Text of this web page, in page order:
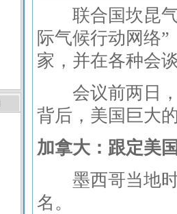
联合国坎昆气
际气候行动网络
家，并在各种会
会议前两日，
背后，美国巨大
加拿大：跟定美
墨西哥当地时
名。